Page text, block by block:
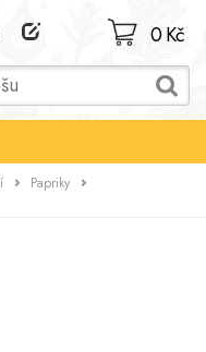
0 Kč
Papriky